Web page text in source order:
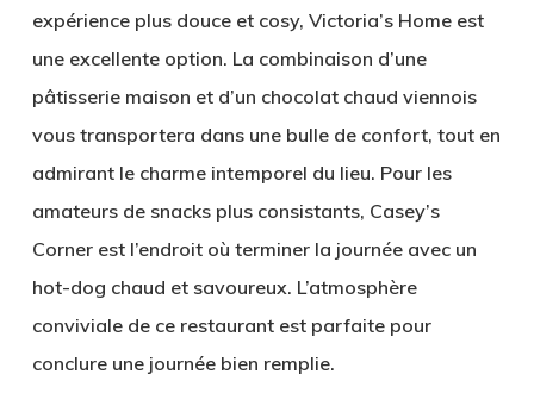
expérience plus douce et cosy, Victoria’s Homeest
une excellente option. La combinaison d’une
pâtisserie maison et d’un chocolat chaud viennois
vous transportera dans une bulle de confort, tout en
admirant le charme intemporel du lieu. Pour les
amateurs de snacks plus consistants, Casey’s
Corner est l’endroit où terminer la journée avec un
hot-dog chaud et savoureux. L’atmosphère
conviviale de ce restaurant est parfaite pour
conclure une journée bien remplie.